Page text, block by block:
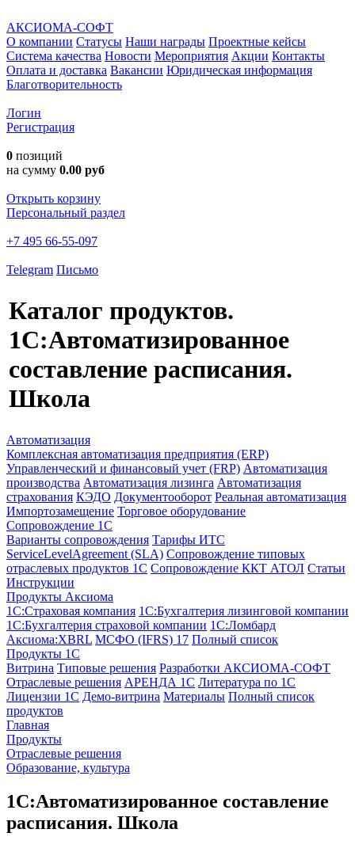
АКСИОМА-СОФТ
О компании Статусы Наши награды Проектные кейсы
Система качества Новости Мероприятия Акции Контакты
Оплата и доставка Вакансии Юридическая информация
Благотворительность
Логин
Регистрация
0 позиций
на сумму 0.00 руб
Открыть корзину
Персональный раздел
+7 495 66-55-097
Telegram Письмо
Каталог продуктов.
1С:Автоматизированное
составление расписания.
Школа
Автоматизация
Комплексная автоматизация предприятия (ERP)
Управленческий и финансовый учет (FRP) Автоматизация
производства Автоматизация лизинга Автоматизация
страхования КЭДО Документооборот Реальная автоматизация
Импортозамещение Торговое оборудование
Сопровождение 1С
Варианты сопровождения Тарифы ИТС
ServiceLevelAgreement (SLA) Сопровождение типовых
отраслевых продуктов 1С Сопровождение ККТ АТОЛ Статьи
Инструкции
Продукты Аксиома
1С:Страховая компания 1С:Бухгалтерия лизинговой компании
1С:Бухгалтерия страховой компании 1С:Ломбард
Аксиома:XBRL МСФО (IFRS) 17 Полный список
Продукты 1С
Витрина Типовые решения Разработки АКСИОМА-СОФТ
Отраслевые решения АРЕНДА 1С Литература по 1С
Лицензии 1C Демо-витрина Материалы Полный список
продуктов
Главная
Продукты
Отраслевые решения
Образование, культура
1С:Автоматизированное составление
расписания. Школа